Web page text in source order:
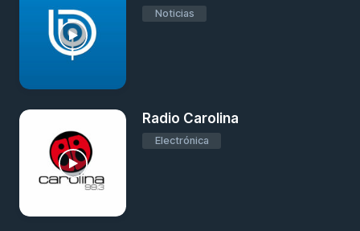
Noticias
Radio Carolina
Electrónica